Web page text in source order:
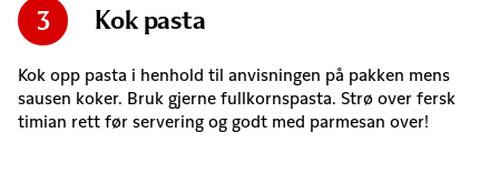
3 Kok pasta
Kok opp pasta i henhold til anvisningen på pakken mens
sausen koker. Bruk gjerne fullkornspasta. Strø over fersk
timian rett før servering og godt med parmesan over!